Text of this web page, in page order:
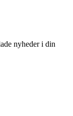
nyheder i din